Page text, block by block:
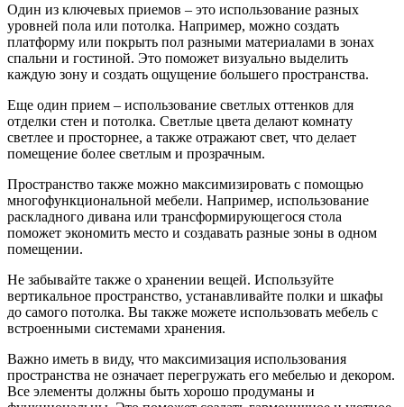
Один из ключевых приемов – это использование разных
уровней пола или потолка. Например, можно создать
платформу или покрыть пол разными материалами в зонах
спальни и гостиной. Это поможет визуально выделить
каждую зону и создать ощущение большего пространства.
Еще один прием – использование светлых оттенков для
отделки стен и потолка. Светлые цвета делают комнату
светлее и просторнее, а также отражают свет, что делает
помещение более светлым и прозрачным.
Пространство также можно максимизировать с помощью
многофункциональной мебели. Например, использование
раскладного дивана или трансформирующегося стола
поможет экономить место и создавать разные зоны в одном
помещении.
Не забывайте также о хранении вещей. Используйте
вертикальное пространство, устанавливайте полки и шкафы
до самого потолка. Вы также можете использовать мебель с
встроенными системами хранения.
Важно иметь в виду, что максимизация использования
пространства не означает перегружать его мебелью и декором.
Все элементы должны быть хорошо продуманы и